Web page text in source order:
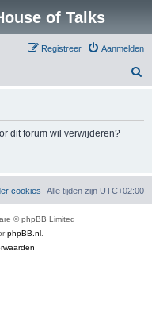
of Talks
Aanmelden
Registreer
dit forum wil verwijderen?
Alle tijden zijn UTC+02:00
cookies
© phpBB Limited
phpBB.nl